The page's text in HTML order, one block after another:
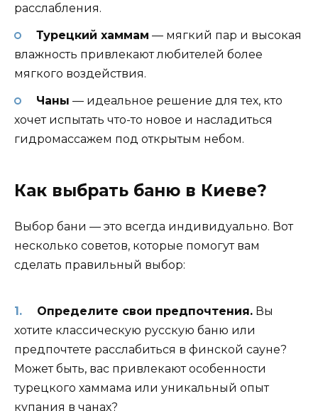
расслабления.
Турецкий хаммам — мягкий пар и высокая
влажность привлекают любителей более
мягкого воздействия.
Чаны — идеальное решение для тех, кто
хочет испытать что-то новое и насладиться
гидромассажем под открытым небом.
Как выбрать баню в Киеве?
Выбор бани — это всегда индивидуально. Вот
несколько советов, которые помогут вам
сделать правильный выбор:
Определите свои предпочтения.Вы
хотите классическую русскую баню или
предпочтете расслабиться в финской сауне?
Может быть, вас привлекают особенности
турецкого хаммама или уникальный опыт
купания в чанах?